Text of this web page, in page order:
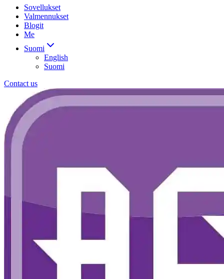
Sovellukset
Valmennukset
Blogit
Me
Suomi
English
Suomi
Contact us